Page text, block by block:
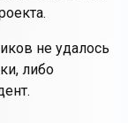
не удалось
либо